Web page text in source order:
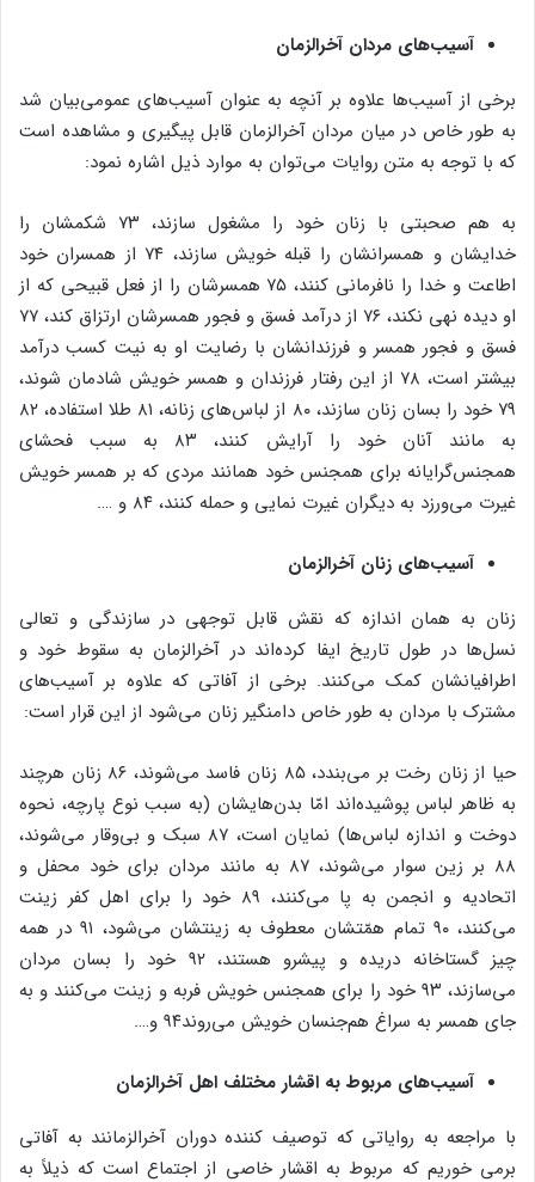
آسیب‌های مردان آخرالزمان
برخی از آسیب‌ها علاوه بر آنچه به عنوان آسیب‌های عمومی‌بیان شد
به طور خاص در میان مردان آخرالزمان قابل پیگیری و مشاهده است
که با توجه به متن روایات می‌توان به موارد ذیل اشاره نمود:
به هم صحبتی با زنان خود را مشغول سازند، ۷۳ شکمشان را
خدایشان و همسرانشان را قبله خویش سازند، ۷۴ از همسران خود
اطاعت و خدا را نافرمانی کنند، ۷۵ همسرشان را از فعل قبیحی که از
او دیده نهی نکند، ۷۶ از درآمد فسق و فجور همسرشان ارتزاق کند، ۷۷
فسق و فجور همسر و فرزندانشان با رضایت او به نیت کسب درآمد
بیشتر است، ۷۸ از این رفتار فرزندان و همسر خویش شادمان شوند،
۷۹ خود را بسان زنان سازند، ۸۰ از لباس‌های زنانه، ۸۱ طلا استفاده، ۸۲
به مانند آنان خود را آرایش کنند، ۸۳ به سبب فحشای
همجنس‌گرایانه برای همجنس خود همانند مردی که بر همسر خویش
غیرت می‌ورزد به دیگران غیرت نمایی و حمله کنند، ۸۴ و ….
آسیب‌های زنان آخرالزمان
زنان به همان اندازه که نقش قابل توجهی در سازندگی و تعالی
نسل‌ها در طول تاریخ ایفا کرده‌اند در آخرالزمان به سقوط خود و
اطرافیانشان کمک می‌کنند. برخی از آفاتی که علاوه بر آسیب‌های
مشترک با مردان به طور خاص دامنگیر زنان می‌شود از این قرار است:
حیا از زنان رخت بر می‌بندد، ۸۵ زنان فاسد می‌شوند، ۸۶ زنان هرچند
به ظاهر لباس پوشیده‌اند امّا بدن‌هایشان (به سبب نوع پارچه، نحوه
دوخت و اندازه لباس‌ها) نمایان است، ۸۷ سبک و بی‌وقار می‌شوند،
۸۸ بر زین سوار می‌شوند، ۸۷ به مانند مردان برای خود محفل و
اتحادیه و انجمن به پا می‌کنند، ۸۹ خود را برای اهل کفر زینت
می‌کنند، ۹۰ تمام همّتشان معطوف به زینتشان می‌شود، ۹۱ در همه
چیز گستاخانه دریده و پیشرو هستند، ۹۲ خود را بسان مردان
می‌سازند، ۹۳ خود را برای همجنس خویش فربه و زینت می‌کنند و به
جای همسر به سراغ هم‌جنسان خویش می‌روند۹۴ و….
آسیب‌های مربوط به اقشار مختلف اهل آخرالزمان
با مراجعه به روایاتی که توصیف کننده دوران آخرالزمانند به آفاتی
برمی خوریم که مربوط به اقشار خاصی از اجتماع است که ذیلاً به